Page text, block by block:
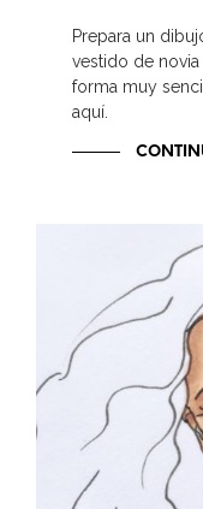
Prepara un
vestido de
forma muy
aquí.